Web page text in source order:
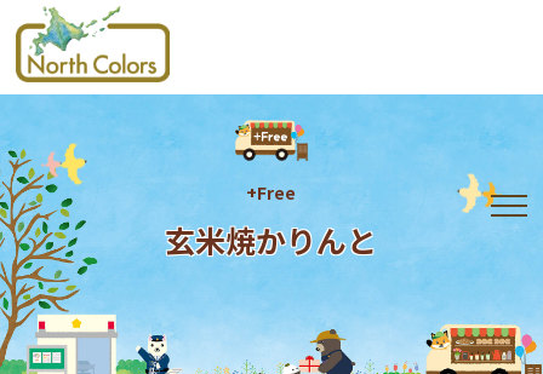
+Free
玄米焼かりんと